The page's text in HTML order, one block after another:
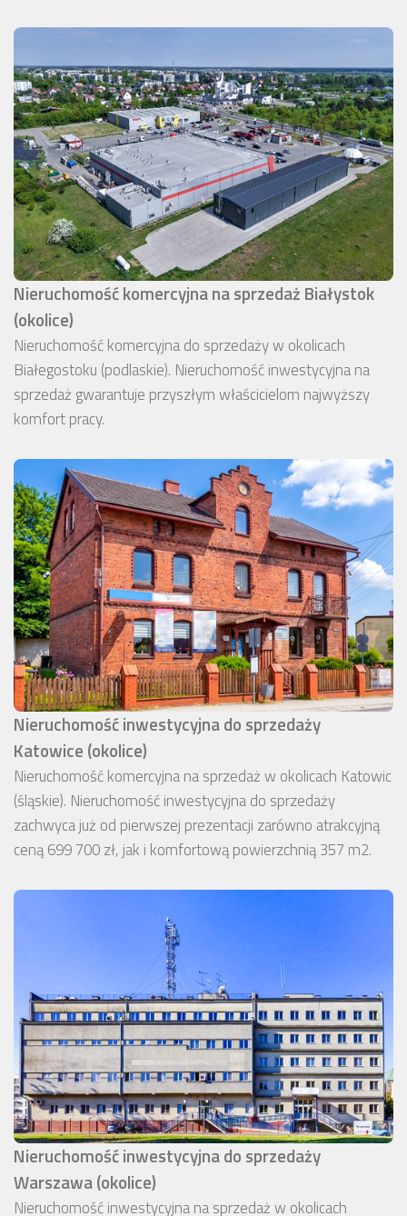
Nieruchomość komercyjna na sprzedaż Białystok
(okolice)
Nieruchomość komercyjna do sprzedaży w okolicach
Białegostoku (podlaskie). Nieruchomość inwestycyjna na
sprzedaż gwarantuje przyszłym właścicielom najwyższy
komfort pracy.
Nieruchomość inwestycyjna do sprzedaży
Katowice (okolice)
Nieruchomość komercyjna na sprzedaż w okolicach Katowic
(śląskie). Nieruchomość inwestycyjna do sprzedaży
zachwyca już od pierwszej prezentacji zarówno atrakcyjną
ceną 699 700 zł, jak i komfortową powierzchnią 357 m2.
Nieruchomość inwestycyjna do sprzedaży
Warszawa (okolice)
Nieruchomość inwestycyjna na sprzedaż w okolicach